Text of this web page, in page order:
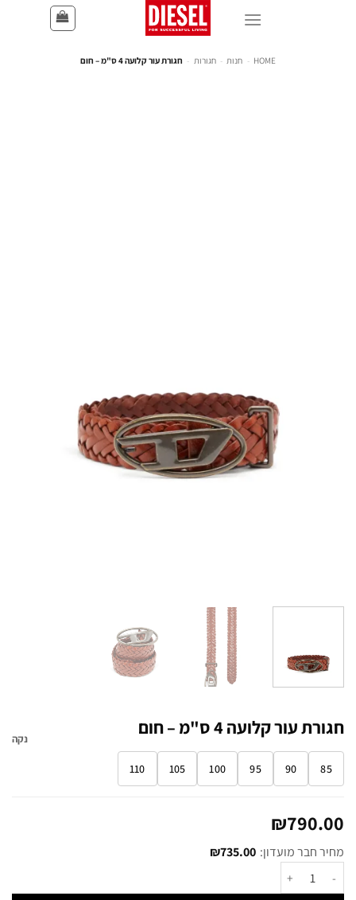
HOME
- חנות - חגורות - חגורת עור קלועה 4 ס"מ – חום
חגורת עור קלועה 4 ס"מ – חום
85
90
95
100
105
110
נקה
₪790.00
מחיר חבר מועדון: ₪735.00